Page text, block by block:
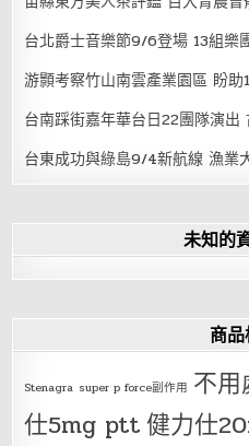
台北爵士音樂節9/6登場 13組樂
游顥考察竹山南雲產業園區 盼助
台南踩街嘉年華台日22團隊演出
台東成功與綠島9/4新航線 漁業
未知的
商
Stenagra super p force副作用 不
仕5mg ptt健力仕